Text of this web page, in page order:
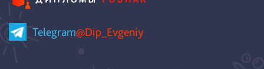
Telegram@Dip_Evgeniy